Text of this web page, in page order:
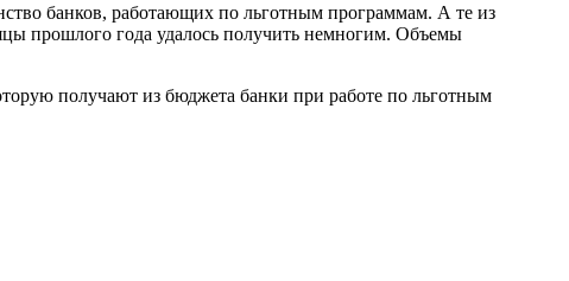
банков, работающих по льготным программам. А те из
прошлого года удалось получить немногим. Объемы
получают из бюджета банки при работе по льготным